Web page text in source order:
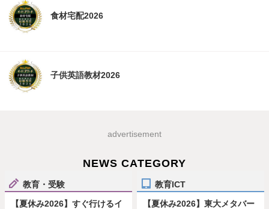
食材宅配2026
子供英語教材2026
advertisement
NEWS CATEGORY
教育・受験
【夏休み2026】すぐ行けるイ
教育ICT
【夏休み2026】東大メタバー